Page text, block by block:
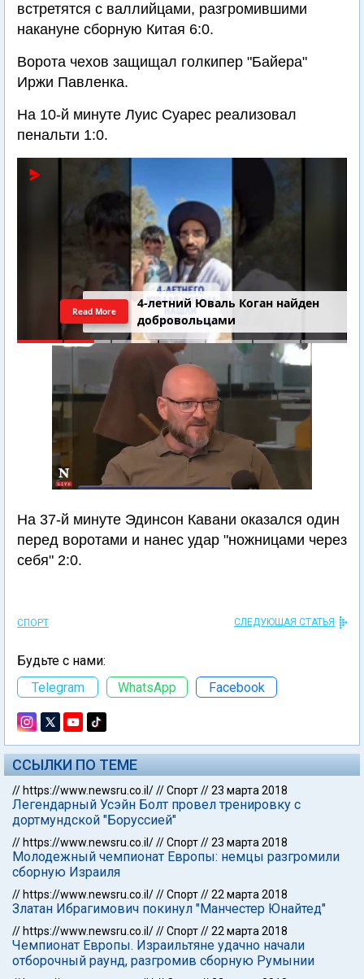
встретятся с валлийцами, разгромившими
накануне сборную Китая 6:0.
Ворота чехов защищал голкипер "Байера"
Иржи Павленка.
На 10-й минуте Луис Суарес реализовал
пенальти 1:0.
4-летний Юваль Коган найден
добровольцами
Read More
На 37-й минуте Эдинсон Кавани оказался один
перед воротами и нанес удар "ножницами через
себя" 2:0.
СПОРТ СЛЕДУЮЩАЯ СТАТЬЯ
Будьте с нами:
Telegram
WhatsApp Facebook
ССЫЛКИ ПО ТЕМЕ
// https://www.newsru.co.il///Спорт//23 марта 2018
Легендарный Усэйн Болт провел тренировку с
дортмундской "Боруссией"
// https://www.newsru.co.il///Спорт//23 марта 2018
Молодежный чемпионат Европы: немцы разгромили
сборную Израиля
// https://www.newsru.co.il///Спорт//22 марта 2018
Златан Ибрагимович покинул "Манчестер Юнайтед"
// https://www.newsru.co.il///Спорт//22 марта 2018
Чемпионат Европы. Израильтяне удачно начали
отборочный раунд, разгромив сборную Румынии